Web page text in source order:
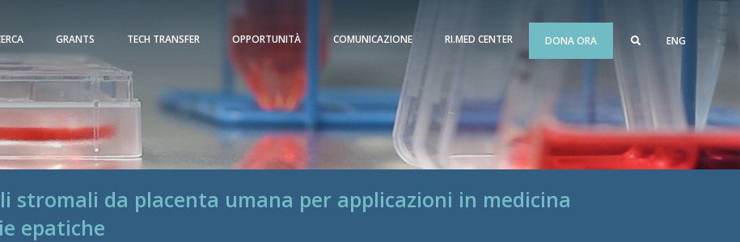
GRANTS TECH TRANSFER OPPORTUNITÀ COMUNICAZIONE RI.MED CENTER DONA ORA ENG
stromali da placenta umana per applicazioni in medicina
epatiche